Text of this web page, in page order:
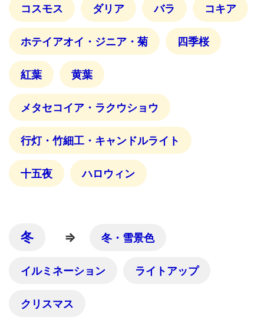
コスモス ダリア バラ コキア
ホテイアオイ・ジニア・菊 四季桜
紅葉 黄葉
メタセコイア・ラクウショウ
行灯・竹細工・キャンドルライト
十五夜 ハロウィン
冬 ⇒ 冬・雪景色
イルミネーション ライトアップ
クリスマス